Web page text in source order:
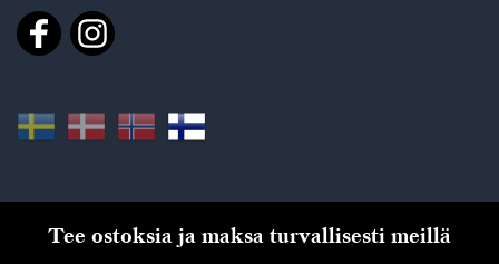
Tee ostoksia ja maksa turvallisesti meillä